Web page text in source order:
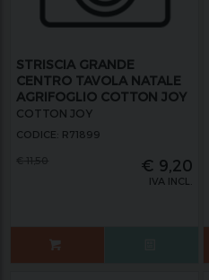
STRISCIA GRANDE
CENTRO TAVOLA NATALE
AGRIFOGLIO COTTON JOY
COTTON JOY
CODICE: R71899
€ 9,20
IVA INCL.